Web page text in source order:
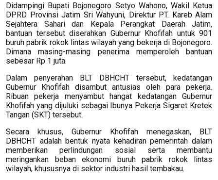
Didampingi Bupati Bojonegoro Setyo Wahono, Wakil Ketua
DPRD Provinsi Jatim Sri Wahyuni, Direktur PT. Kareb Alam
Sejahtera Sahari dan Kepala Perangkat Daerah Jatim,
bantuan tersebut diserahkan Gubernur Khofifah untuk 901
buruh pabrik rokok lintas wilayah yang bekerja di Bojonegoro.
Dimana masing-masing penerima memperoleh bantuan
sebesar Rp 1 juta.
Dalam penyerahan BLT DBHCHT tersebut, kedatangan
Gubernur Khofifah disambut antusias oleh para pekerja.
Ribuan pekerja menyambut hangat kedatangan Gubernur
Khofifah yang dijuluki sebagai Ibunya Pekerja Sigaret Kretek
Tangan (SKT) tersebut.
Secara khusus, Gubernur Khofifah menegaskan, BLT
DBHCHT adalah bentuk nyata kehadiran pemerintah dalam
memberikan perlindungan sosial serta membantu
meringankan beban ekonomi buruh pabrik rokok lintas
wilayah, khususnya di sektor industri hasil tembakau.